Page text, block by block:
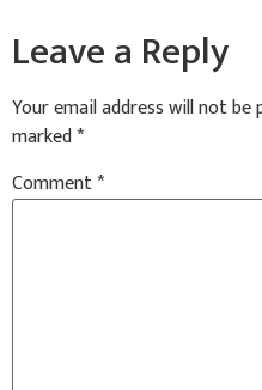
Leave a Reply
Your email address will not be
marked*
Comment*